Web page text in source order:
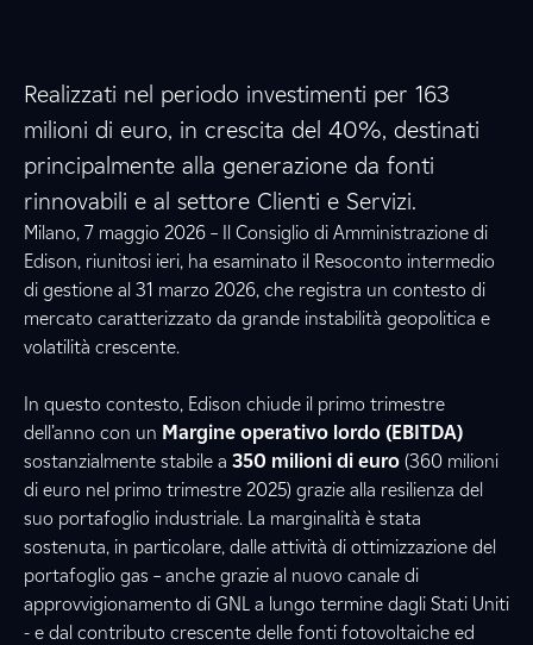
Realizzati nel periodo investimenti per 163
milioni di euro, in crescita del 40%, destinati
principalmente alla generazione da fonti
rinnovabili e al settore Clienti e Servizi.
Milano, 7 maggio 2026 – Il Consiglio di Amministrazione di
Edison, riunitosi ieri, ha esaminato il Resoconto intermedio
di gestione al 31 marzo 2026, che registra un contesto di
mercato caratterizzato da grande instabilità geopolitica e
volatilità crescente.
In questo contesto, Edison chiude il primo trimestre
dell’anno con un Margine operativo lordo (EBITDA)
sostanzialmente stabile a 350 milioni di euro (360 milioni
di euro nel primo trimestre 2025) grazie alla resilienza del
suo portafoglio industriale. La marginalità è stata
sostenuta, in particolare, dalle attività di ottimizzazione del
portafoglio gas – anche grazie al nuovo canale di
approvvigionamento di GNL a lungo termine dagli Stati Uniti
- e dal contributo crescente delle fonti fotovoltaiche ed